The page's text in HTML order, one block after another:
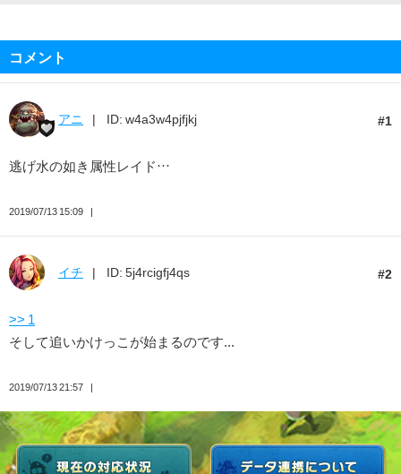
コメント
1
アニ ID: w4a3w4pjfjkj
逃げ水の如き属性レイド…
2019/07/13 15:09
2
イチ ID: 5j4rcigfj4qs
>> 1
そして追いかけっこが始まるのです...
2019/07/13 21:57